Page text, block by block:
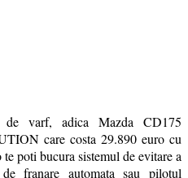
de varf, adica Mazda CD175
care costa 29.890 euro cu
poti bucura sistemul de evitare a
franare automata sau pilotul